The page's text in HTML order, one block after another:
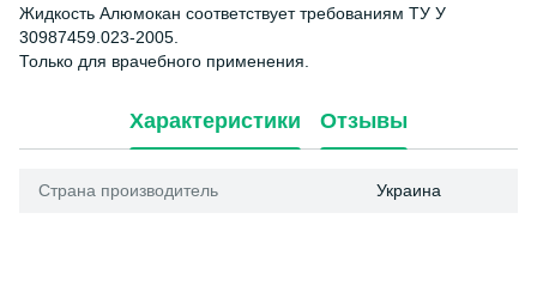
Жидкость Алюмокан соответствует требованиям ТУ У
30987459.023-2005.
Только для врачебного применения.
Характеристики Отзывы
Страна производитель Украина